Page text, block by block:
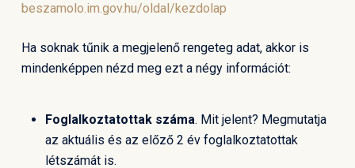
beszamolo.im.gov.hu/oldal/kezdolap
Ha soknak tűnik a megjelenő rengeteg adat, akkor is
mindenképpen nézd meg ezt a négy információt:
Foglalkoztatottak száma. Mit jelent? Megmutatja
az aktuális és az előző 2 év foglalkoztatottak
létszámát is.